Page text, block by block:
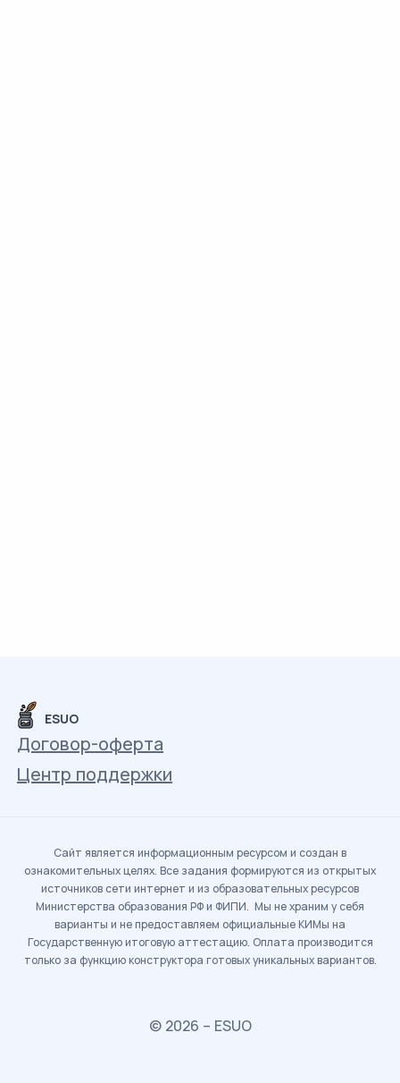
ESUO
Договор-оферта
Центр поддержки
Сайт является информационным ресурсом и создан в
ознакомительных целях. Все задания формируются из открытых
источников сети интернет и из образовательных ресурсов
Министерства образования РФ и ФИПИ. Мы не храним у себя
варианты и не предоставляем официальные КИМы на
Государственную итоговую аттестацию. Оплата производится
только за функцию конструктора готовых уникальных вариантов.
© 2026 – ESUO